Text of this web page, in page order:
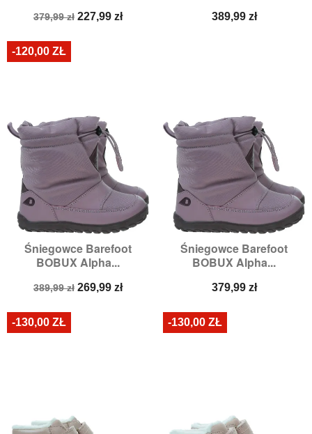
Cena
379,99 zł Cena
227,99 zł Cena
389,99 zł
Śniegowce Barefoot
BOBUX Alpha...
Cena
389,99 zł Cena
269,99 zł
-120,00 ZŁ
Śniegowce Barefoot
BOBUX Alpha...
Cena
379,99 zł
-130,00 ZŁ -130,00 ZŁ